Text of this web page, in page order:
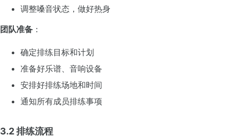
调整嗓音状态，做好热身
团队准备 ：
确定排练目标和计划
准备好乐谱、音响设备
安排好排练场地和时间
通知所有成员排练事项
3.2 排练流程